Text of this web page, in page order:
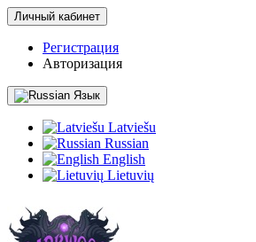
Личный кабинет
Регистрация
Авторизация
Язык
Latviešu
Russian
English
Lietuvių